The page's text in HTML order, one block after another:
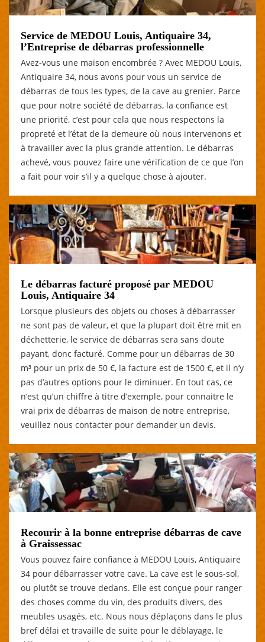
Service de MEDOU Louis, Antiquaire 34,
l’Entreprise de débarras professionnelle
Avez-vous une maison encombrée ? Avec MEDOU Louis,
Antiquaire 34, nous avons pour vous un service de
débarras de tous les types, de la cave au grenier. Parce
que pour notre société de débarras, la confiance est
une priorité, c’est pour cela que nous respectons la
propreté et l’état de la demeure où nous intervenons et
à travailler avec la plus grande attention. Le débarras
achevé, vous pouvez faire une vérification de ce que l’on
a fait pour voir s’il y a quelque chose à ajouter.
Le débarras facturé proposé par MEDOU
Louis, Antiquaire 34
Lorsque plusieurs des objets ou choses à débarrasser
ne sont pas de valeur, et que la plupart doit être mit en
déchetterie, le service de débarras sera sans doute
payant, donc facturé. Comme pour un débarras de 30
m³ pour un prix de 50 €, la facture est de 1500 €, et il n’y
pas d’autres options pour le diminuer. En tout cas, ce
n’est qu’un chiffre à titre d’exemple, pour connaitre le
vrai prix de débarras de maison de notre entreprise,
veuillez nous contacter pour demander un devis.
Recourir à la bonne entreprise débarras de cave
à Graissessac
Vous pouvez faire confiance à MEDOU Louis, Antiquaire
34 pour débarrasser votre cave. La cave est le sous-sol,
ou plutôt se trouve dedans. Elle est conçue pour ranger
des choses comme du vin, des produits divers, des
meubles usagés, etc. Nous nous déplaçons dans le plus
bref délai et travaille de suite pour le déblayage, le